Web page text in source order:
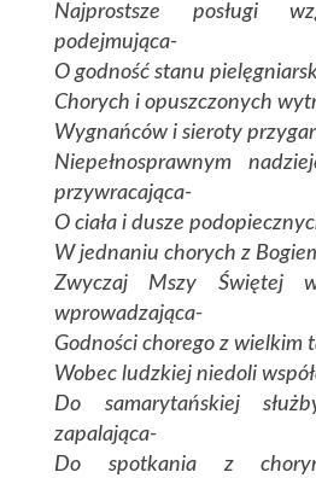
Najprostsze posługi
podejmująca-
O godność stanu
Chorych i opuszczonych
Wygnańców i sieroty
Niepełnosprawnym
przywracająca-
O ciała i dusze
W jednaniu chorych z
Zwyczaj Mszy Świętej
wprowadzająca-
Godności chorego z wielkim
Wobec ludzkiej niedoli
Do samarytańskiej
zapalająca-
Do spotkania z